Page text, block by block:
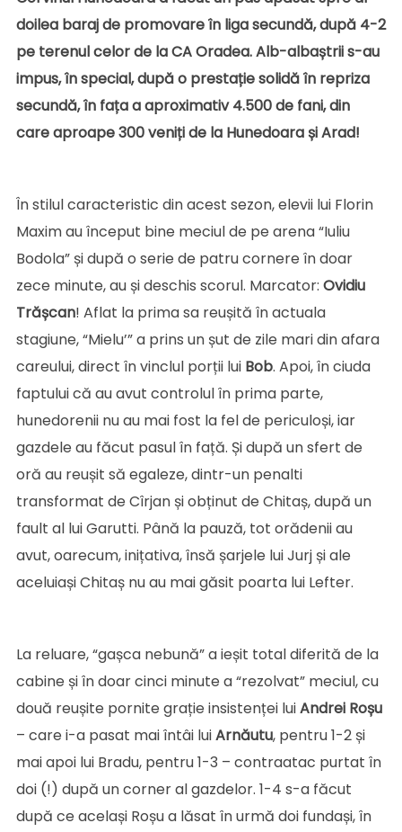
doilea baraj de promovare în liga secundă, după 4-2
pe terenul celor de la CA Oradea. Alb-albaștrii s-au
impus, în special, după o prestație solidă în repriza
secundă, în fața a aproximativ 4.500 de fani, din
care aproape 300 veniți de la Hunedoara și Arad!
În stilul caracteristic din acest sezon, elevii lui Florin
Maxim au început bine meciul de pe arena “Iuliu
Bodola” și după o serie de patru cornere în doar
zece minute, au și deschis scorul. Marcator: Ovidiu
Trășcan! Aflat la prima sa reușită în actuala
stagiune, “Mielu’” a prins un șut de zile mari din afara
careului, direct în vinclul porții lui Bob. Apoi, în ciuda
faptului că au avut controlul în prima parte,
hunedorenii nu au mai fost la fel de periculoși, iar
gazdele au făcut pasul în față. Și după un sfert de
oră au reușit să egaleze, dintr-un penalti
transformat de Cîrjan și obținut de Chitaș, după un
fault al lui Garutti. Până la pauză, tot orădenii au
avut, oarecum, inițativa, însă șarjele lui Jurj și ale
aceluiași Chitaș nu au mai găsit poarta lui Lefter.
La reluare, “gașca nebună” a ieșit total diferită de la
cabine și în doar cinci minute a “rezolvat” meciul, cu
două reușite pornite grație insistenței luiAndrei Roșu
– care i-a pasat mai întâi luiArnăutu, pentru 1-2 și
mai apoi lui Bradu, pentru 1-3 – contraatac purtat în
doi (!) după un corner al gazdelor. 1-4 s-a făcut
după ce același Roșu a lăsat în urmă doi fundași, în